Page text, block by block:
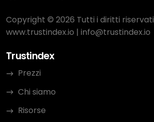
Copyright © 2026 Tutti i diritti riservati
www.trustindex.io | info@trustindex.io
Trustindex
Prezzi
Chi siamo
Risorse